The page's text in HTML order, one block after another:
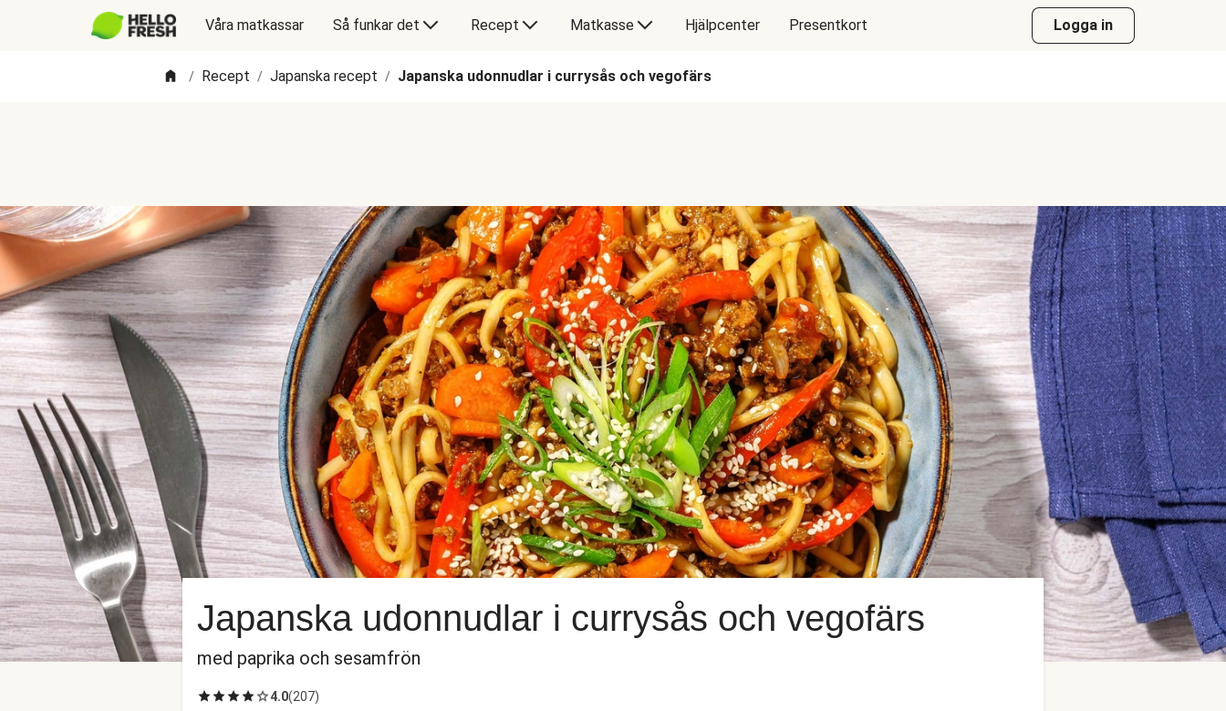
Våra matkassar Så funkar det Recept Matkasse Hjälpcenter Presentkort Logga in
/ Recept / Japanska recept / Japanska udonnudlar i currysås och vegofärs
Japanska udonnudlar i currysås och vegofärs
med paprika och sesamfrön
4.0(207)